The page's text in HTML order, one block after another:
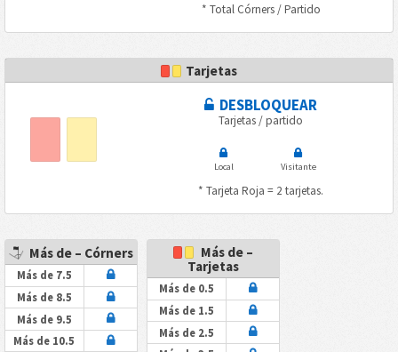
* Total Córners / Partido
Tarjetas
DESBLOQUEAR
Tarjetas / partido
Local Visitante
* Tarjeta Roja = 2 tarjetas.
Más de – Córners
Más de 7.5
Más de 8.5
Más de 9.5
Más de 10.5
Más de –
Tarjetas
Más de 0.5
Más de 1.5
Más de 2.5